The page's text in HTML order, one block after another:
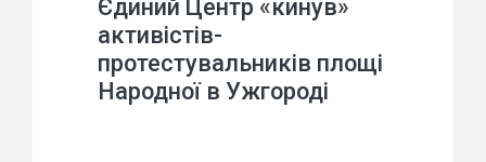
Єдиний Центр «кинув»
активістів-
протестувальників площі
Народної в Ужгороді